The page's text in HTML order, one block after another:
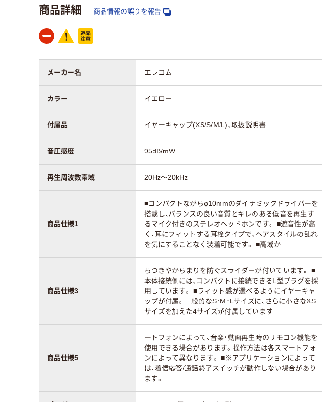
商品詳細 商品情報の誤りを報告
メーカー名 エレコム
カラー イエロー
付属品 イヤーキャップ(XS/S/M/L)、取扱説明書
音圧感度 95dB/mW
再生周波数帯域 20Hz～20kHz
商品仕様1
■コンパクトながらφ10mmのダイナミックドライバーを
搭載し、バランスの良い音質とキレのある低音を再生す
るマイク付きのステレオヘッドホンです。 ■遮音性が高
く、耳にフィットする耳栓タイプで、ヘアスタイルの乱れ
を気にすることなく装着可能です。 ■高域か
商品仕様3
らつきやからまりを防ぐスライダーが付いています。 ■
本体接続側には、コンパクトに接続できるL型プラグを採
用しています。 ■フィット感が選べるようにイヤーキャ
ップが付属。一般的なS・M・Lサイズに、さらに小さなXS
サイズを加えた4サイズが付属しています
商品仕様5
ートフォンによって、音楽・動画再生時のリモコン機能を
使用できる場合があります。操作方法は各スマートフォ
ンによって異なります。 ■※アプリケーションによって
は、着信応答/通話終了スイッチが動作しない場合があり
ます。